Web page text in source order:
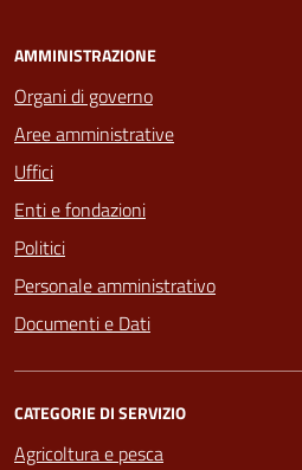
AMMINISTRAZIONE
Organi di governo
Aree amministrative
Uffici
Enti e fondazioni
Politici
Personale amministrativo
Documenti e Dati
CATEGORIE DI SERVIZIO
Agricoltura e pesca